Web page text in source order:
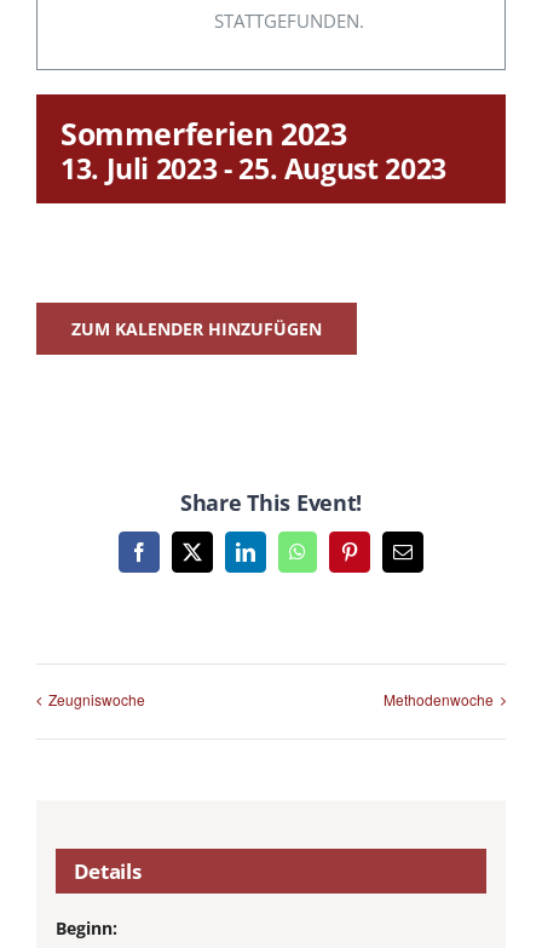
STATTGEFUNDEN.
Sommerferien 2023
13. Juli 2023-25. August 2023
ZUM KALENDER HINZUFÜGEN
Share This Event!
Facebook
X LinkedInWhatsAppPinterest
E-
Mail
Zeugniswoche Methodenwoche
Details
Beginn: